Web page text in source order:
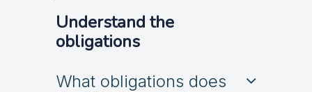
Understand the
obligations
What obligations does